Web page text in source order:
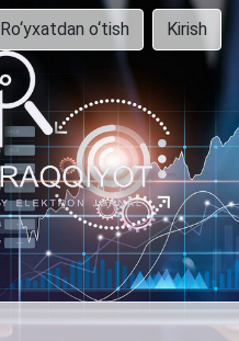
Ro‘yxatdan o‘tish Kirish